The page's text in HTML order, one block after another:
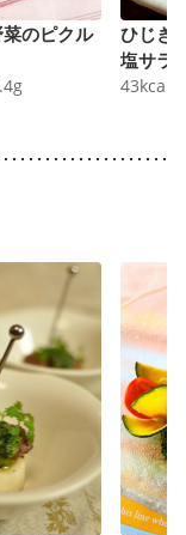
のピクル
g
ひじき
塩サラ
43kcal